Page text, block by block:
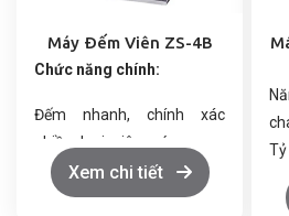
Máy Đếm Viên ZS-4B
Chức năng chính:
Đếm nhanh, chính xác
nhiều loại viên nén, nang
cứng, nang mềm.
Tốc độ đếm và xả điều
Xem chi tiết
Tỷ